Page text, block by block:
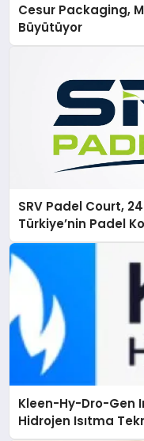
Cesur Packaging,
Büyütüyor
SRV Padel Court,
Türkiye’nin Padel
Kleen-Hy-Dro-Gen
Hidrojen Isıtma